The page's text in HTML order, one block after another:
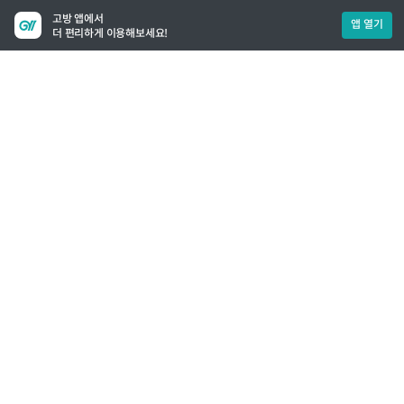
고방 앱에서
더 편리하게 이용해보세요!
앱 열기